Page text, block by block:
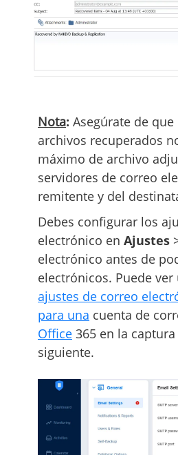
Nota: Asegúrate de
archivos recuperados
máximo de archivo
servidores de correo
remitente y del
Debes configurar los
electrónico en Ajustes
electrónico antes de
electrónicos. Puede
ajustes de correo
para una cuenta de
Office 365 en la
siguiente.